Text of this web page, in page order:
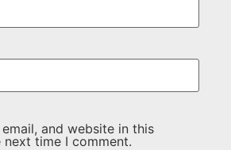
and website in this
time I comment.